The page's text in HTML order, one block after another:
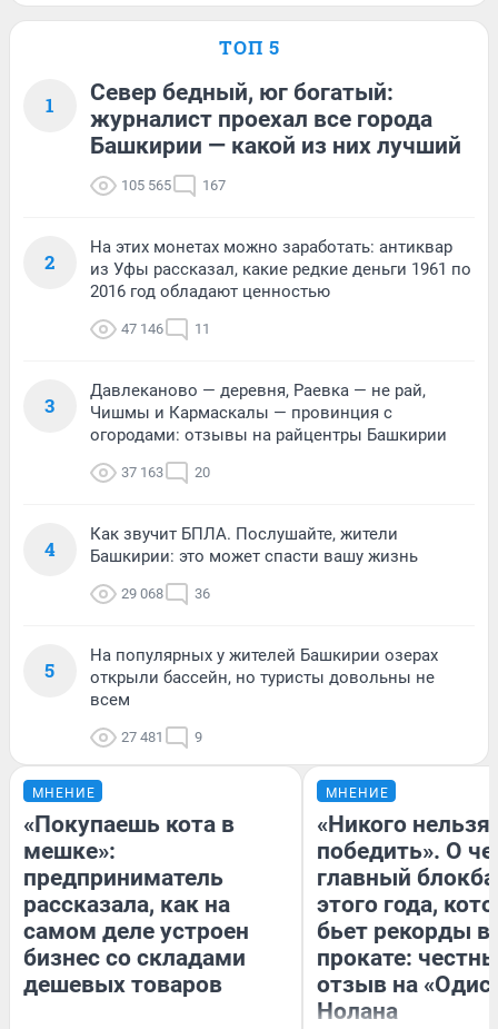
ТОП 5
1
Север бедный, юг богатый:
журналист проехал все города
Башкирии — какой из них лучший
105 565 167
2
На этих монетах можно заработать: антиквар
из Уфы рассказал, какие редкие деньги 1961 по
2016 год обладают ценностью
47 146 11
3
Давлеканово — деревня, Раевка — не рай,
Чишмы и Кармаскалы — провинция с
огородами: отзывы на райцентры Башкирии
37 163 20
4
Как звучит БПЛА. Послушайте, жители
Башкирии: это может спасти вашу жизнь
29 068 36
5
На популярных у жителей Башкирии озерах
открыли бассейн, но туристы довольны не
всем
27 481 9
МНЕНИЕ
«Покупаешь кота в
мешке»:
предприниматель
рассказала, как на
самом деле устроен
бизнес со складами
дешевых товаров
МНЕНИЕ
«Никого нельзя
победить». О
главный
этого года,
бьет рекорды в
прокате:
отзыв на
Нолана